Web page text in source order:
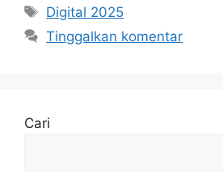
Tag
Digital 2025
Tinggalkan komentar
Cari